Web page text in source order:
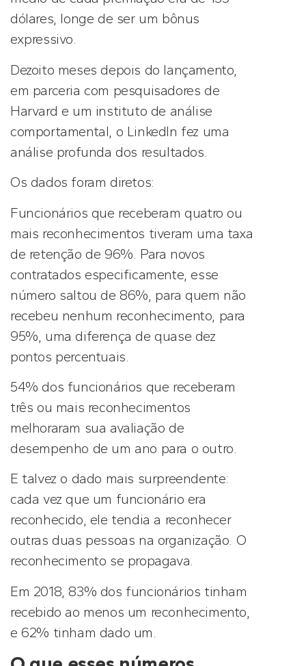
dólares, longe de ser um bônus
expressivo.
Dezoito meses depois do lançamento,
em parceria com pesquisadores de
Harvard e um instituto de análise
comportamental, o LinkedIn fez uma
análise profunda dos resultados.
Os dados foram diretos:
Funcionários que receberam quatro ou
mais reconhecimentos tiveram uma taxa
de retenção de 96%. Para novos
contratados especificamente, esse
número saltou de 86%, para quem não
recebeu nenhum reconhecimento, para
95%, uma diferença de quase dez
pontos percentuais.
54% dos funcionários que receberam
três ou mais reconhecimentos
melhoraram sua avaliação de
desempenho de um ano para o outro.
E talvez o dado mais surpreendente:
cada vez que um funcionário era
reconhecido, ele tendia a reconhecer
outras duas pessoas na organização. O
reconhecimento se propagava.
Em 2018, 83% dos funcionários tinham
recebido ao menos um reconhecimento,
e 62% tinham dado um.